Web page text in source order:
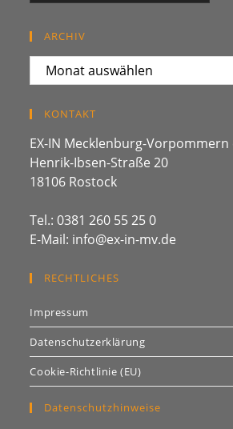
ARCHIV
ARCHIV
KONTAKT
EX-IN Mecklenburg-Vorpommern
Henrik-Ibsen-Straße 20
18106 Rostock
Tel.: 0381 260 55 25 0
E-Mail: info@ex-in-mv.de
RECHTLICHES
Impressum
Datenschutzerklärung
Cookie-Richtlinie (EU)
Datenschutzhinweise